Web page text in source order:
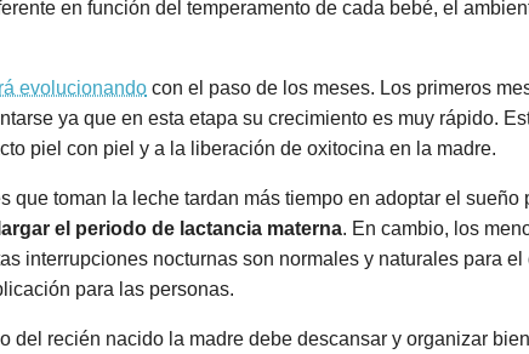
en función del temperamento de cada bebé, el
evolucionando con el paso de los meses. Los primeros
ya que en esta etapa su crecimiento es muy rápido.
piel con piel y a la liberación de oxitocina en la madre.
que toman la leche tardan más tiempo en adoptar el
el periodo de lactancia materna. En cambio, los
interrupciones nocturnas son normales y naturales para
para las personas.
del recién nacido la madre debe descansar y organizar